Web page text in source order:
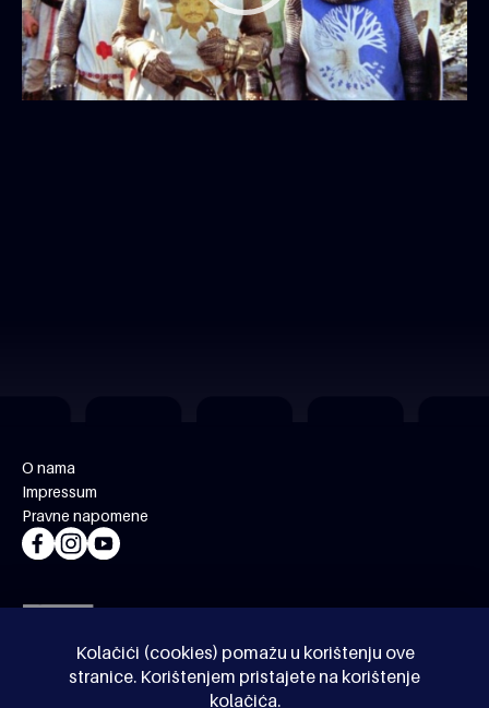
Kolačići (cookies) pomažu u korištenju ove
stranice. Korištenjem pristajete na korištenje
kolačića.
O nama
Impressum
Pravne napomene